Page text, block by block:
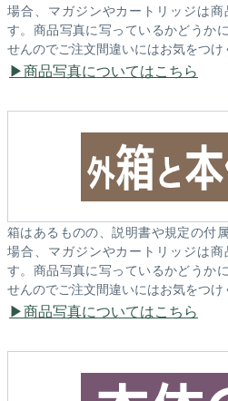
場合、マガジンやカートリッジは
す。商品写真に写っているかどうか
せんのでご注文間違いにはお気をつけ
商品写真についてはこちら
箱はあるものの、説明書や規定の付
場合、マガジンやカートリッジは
す。商品写真に写っているかどうか
せんのでご注文間違いにはお気をつけ
商品写真についてはこちら